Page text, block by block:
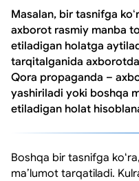
Masalan, bir tasnifga
axborot rasmiy manba
etiladigan holatga
tarqitalganida
Qora propaganda –
yashiriladi yoki boshqa
etiladigan holat
Boshqa bir tasnifga
maʼlumot tarqatiladi.